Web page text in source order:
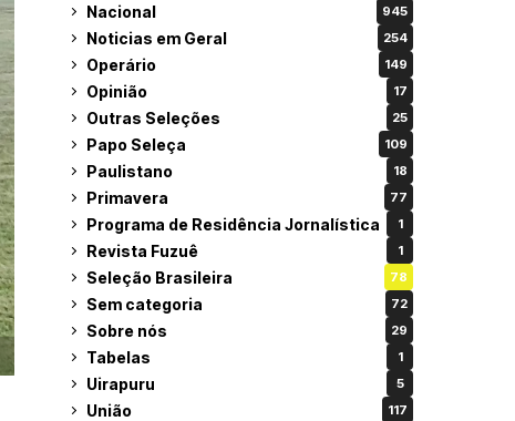
Nacional 945
Noticias em Geral 254
Operário 149
Opinião 17
Outras Seleções 25
Papo Seleça 109
Paulistano 18
Primavera 77
Programa de Residência Jornalística 1
Revista Fuzuê 1
Seleção Brasileira 78
Sem categoria 72
Sobre nós 29
Tabelas 1
Uirapuru 5
União 117